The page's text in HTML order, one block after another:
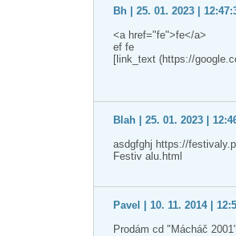
Bh | 25. 01. 2023 |
<a href="fe">fe</a>
ef fe
[link_text (https://
Blah | 25. 01. 2023 |
asdgfghj https://
Festiv alu.html
Pavel | 10. 11. 2014 |
Prodám cd "Mácháč